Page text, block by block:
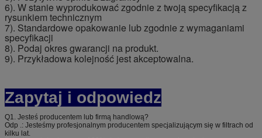
6). W stanie wyprodukować zgodnie z twoją specyfikacją z
rysunkiem technicznym
7). Standardowe opakowanie lub zgodnie z wymaganiami
specyfikacji
8). Podaj okres gwarancji na produkt.
9). Przykładowa kolejność jest akceptowalna.
Zapytaj i odpowiedz
Q1. Jesteś producentem lub firmą handlową?
Odp .: Jesteśmy profesjonalnym producentem specjalizującym się w filtrach od
kilku lat.